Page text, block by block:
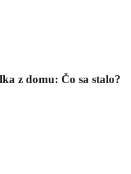
z domu: Čo sa stalo?